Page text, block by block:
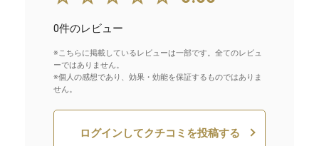
0件のレビュー
※こちらに掲載しているレビューは一部です。全てのレビュ
ーではありません。
※個人の感想であり、効果・効能を保証するものではありま
せん。
ログインしてクチコミを投稿する